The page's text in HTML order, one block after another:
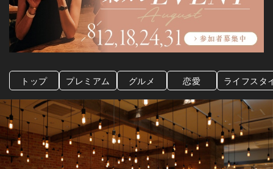
トップ プレミアム グルメ 恋愛 ライフスタ